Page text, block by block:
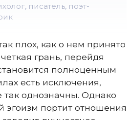
писатель, поэт-
плох, как о нем принято
грань, перейдя
полноценным
есть исключения,
так однозначны. Однако
эгоизм портит отношения